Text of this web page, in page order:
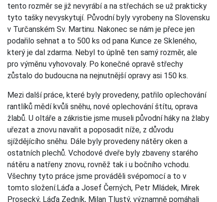
tento rozměr se již nevyrábí a na střechách se už prakticky
tyto tašky nevyskytují. Původní byly vyrobeny na Slovensku
v Turčanském Sv. Martinu. Nakonec se nám je přece jen
podařilo sehnat a to 500 ks od pana Kunce ze Skleného,
který je dal zdarma. Nebyl to úplně ten samý rozměr, ale
pro výměnu vyhovovaly. Po konečné opravě střechy
zůstalo do budoucna na nejnutnější opravy asi 150 ks.
Mezi další práce, které byly provedeny, patřilo oplechování
rantlíků mědí kvůli sněhu, nové oplechování štítu, oprava
žlabů. U oltáře a zákristie jsme museli původní háky na žlaby
uřezat a znovu navařit a poposadit níže, z důvodu
sjíždějícího sněhu. Dále byly provedeny nátěry oken a
ostatních plechů. Vchodové dveře byly zbaveny starého
nátěru a natřeny znovu, rovněž tak i u bočního vchodu.
Všechny tyto práce jsme prováděli svépomocí a to v
tomto složení:Láďa a Josef Černých, Petr Mládek, Mirek
Prosecký, Láďa Zedník, Milan Tlustý, významně pomáhali